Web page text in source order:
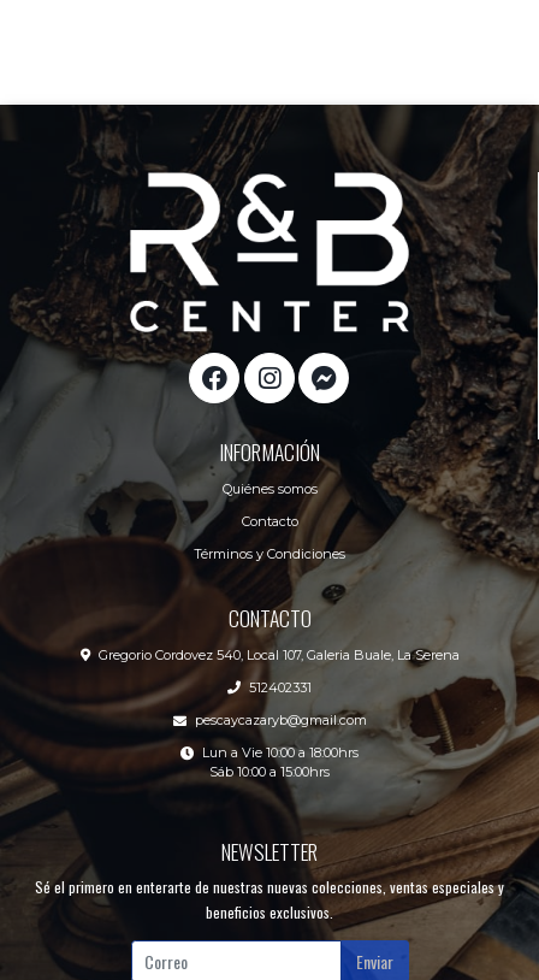
INFORMACIÓN
Quiénes somos
Contacto
Términos y Condiciones
CONTACTO
Gregorio Cordovez 540, Local 107, Galeria Buale, La Serena
512402331
pescaycazaryb@gmail.com
Lun a Vie 10:00 a 18:00hrs
Sáb 10:00 a 15:00hrs
NEWSLETTER
Sé el primero en enterarte de nuestras nuevas colecciones, ventas especiales y
beneficios exclusivos.
Enviar